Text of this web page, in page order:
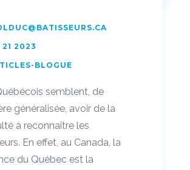
21 2023
BLOGUE
semblent, de
généralisée, avoir de la
à reconnaître les
En effet, au Canada, la
du Québec est la